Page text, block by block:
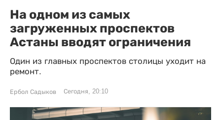
На одном из самых
загруженных проспектов
Астаны вводят ограничения
Один из главных проспектов столицы уходит на
ремонт.
Ербол Садыков Сегодня, 20:10